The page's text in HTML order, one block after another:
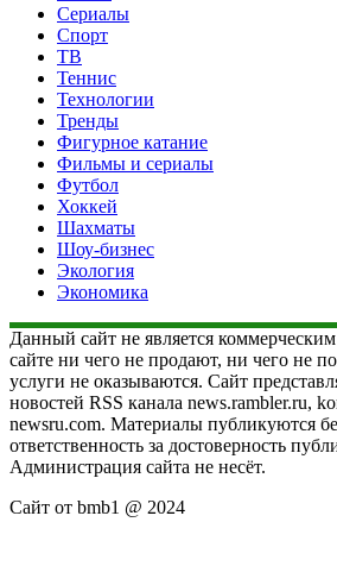
Сериалы
Спорт
ТВ
Теннис
Технологии
Тренды
Фигурное катание
Фильмы и сериалы
Футбол
Хоккей
Шахматы
Шоу-бизнес
Экология
Экономика
Данный сайт не является
сайте ни чего не продают, ни чего не
услуги не оказываются. Сайт
новостей RSS канала news.rambler.ru,
newsru.com. Материалы публикуются
ответственность за достоверность
Администрация сайта не несёт.
Сайт от bmb1 @ 2024